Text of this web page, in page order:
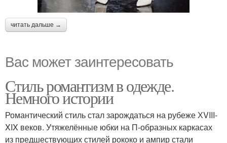
читать дальше →
Вас может заинтересовать
Стиль романтизм в одежде.
Немного истории
Романтический стиль стал зарождаться на рубеже ХVIII-
XIX веков. Утяжелённые юбки на П-образных каркасах
из предшествующих стилей рококо и ампир стали